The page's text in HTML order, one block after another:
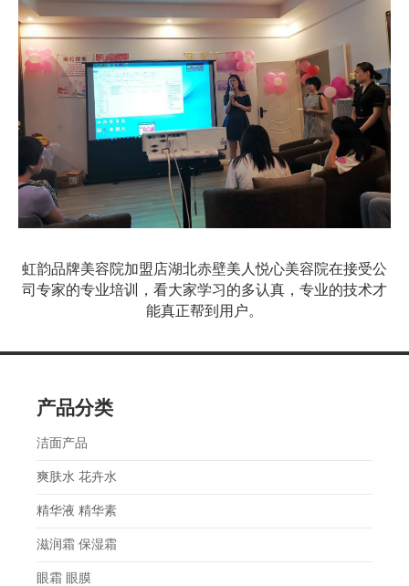
虹韵品牌美容院加盟店湖北赤壁美人悦心美容院在接受公
司专家的专业培训，看大家学习的多认真，专业的技术才
能真正帮到用户。
产品分类
洁面产品
爽肤水 花卉水
精华液 精华素
滋润霜 保湿霜
眼霜 眼膜